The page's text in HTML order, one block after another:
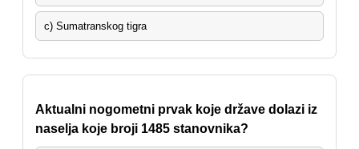
c) Sumatranskog tigra
Aktualni nogometni prvak koje države dolazi iz
naselja koje broji 1485 stanovnika?